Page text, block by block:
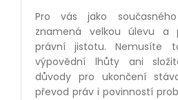
Pro vás jako
znamená velkou úlevu a
právní jistotu. Nemusíte
výpovědní lhůty ani
důvody pro ukončení
převod práv i povinností